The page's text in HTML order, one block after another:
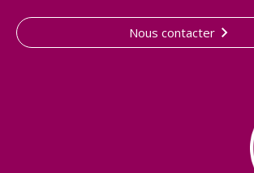
Nous contacter